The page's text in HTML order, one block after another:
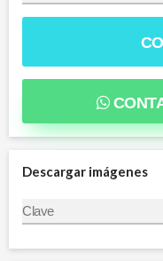
Descargar imágenes